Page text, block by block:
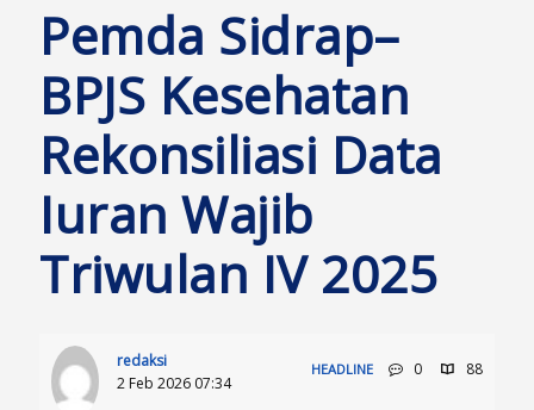
Pemda Sidrap–
BPJS Kesehatan
Rekonsiliasi Data
Iuran Wajib
Triwulan IV 2025
redaksi
2 Feb 2026 07:34
HEADLINE 0 88